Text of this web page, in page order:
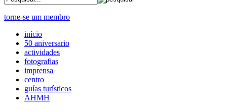
torne-se um membro
início
50 aniversario
actividades
fotografias
imprensa
centro
guías turísticos
AHMH